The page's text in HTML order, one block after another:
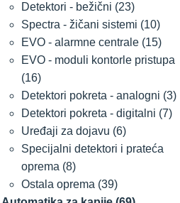
Detektori - bežični (23)
Spectra - žičani sistemi (10)
EVO - alarmne centrale (15)
EVO - moduli kontorle pristupa
(16)
Detektori pokreta - analogni (3)
Detektori pokreta - digitalni (7)
Uređaji za dojavu (6)
Specijalni detektori i prateća
oprema (8)
Ostala oprema (39)